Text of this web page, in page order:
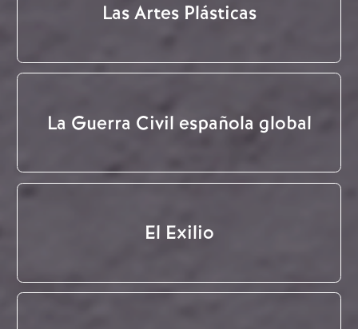
Las Artes Plásticas
La Guerra Civil española global
El Exilio